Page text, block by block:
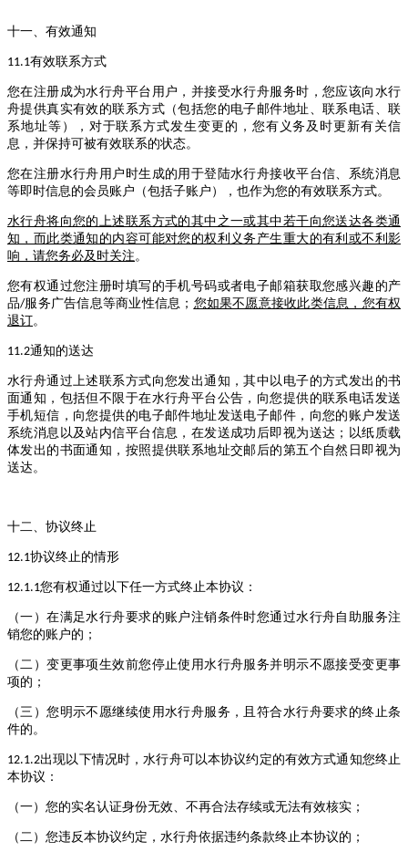
十一、有效通知
11.1有效联系方式
您在注册成为水行舟平台用户，并接受水行舟服务时，您应该向水行
舟提供真实有效的联系方式（包括您的电子邮件地址、联系电话、联
系地址等），对于联系方式发生变更的，您有义务及时更新有关信
息，并保持可被有效联系的状态。
您在注册水行舟用户时生成的用于登陆水行舟接收平台信、系统消息
等即时信息的会员账户（包括子账户），也作为您的有效联系方式。
水行舟将向您的上述联系方式的其中之一或其中若干向您送达各类通
知，而此类通知的内容可能对您的权利义务产生重大的有利或不利影
响，请您务必及时关注。
您有权通过您注册时填写的手机号码或者电子邮箱获取您感兴趣的产
品/服务广告信息等商业性信息； 您如果不愿意接收此类信息，您有权
退订。
11.2通知的送达
水行舟通过上述联系方式向您发出通知，其中以电子的方式发出的书
面通知，包括但不限于在水行舟平台公告，向您提供的联系电话发送
手机短信，向您提供的电子邮件地址发送电子邮件，向您的账户发送
系统消息以及站内信平台信息，在发送成功后即视为送达；以纸质载
体发出的书面通知，按照提供联系地址交邮后的第五个自然日即视为
送达。
十二、协议终止
12.1协议终止的情形
12.1.1您有权通过以下任一方式终止本协议：
（一）在满足水行舟要求的账户注销条件时您通过水行舟自助服务注
销您的账户的；
（二）变更事项生效前您停止使用水行舟服务并明示不愿接受变更事
项的；
（三）您明示不愿继续使用水行舟服务，且符合水行舟要求的终止条
件的。
12.1.2出现以下情况时，水行舟可以本协议约定的有效方式通知您终止
本协议：
（一）您的实名认证身份无效、不再合法存续或无法有效核实；
（二）您违反本协议约定，水行舟依据违约条款终止本协议的；